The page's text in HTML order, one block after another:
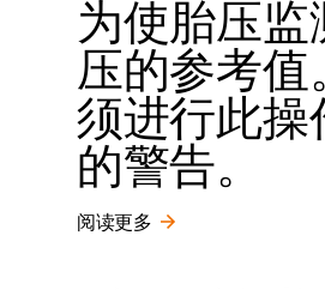
为使胎压
压的参考值
须进行此操
的警告。
阅读更多